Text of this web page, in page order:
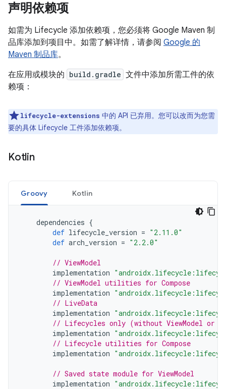
声明依赖项
如需为 Lifecycle 添加依赖项，您必须将 Google Maven 制
品库添加到项目中。如需了解详情，请参阅 Google 的
Maven 制品库。
在应用或模块的 build.gradle 文件中添加所需工件的依
赖项：
lifecycle-extensions 中的 API 已弃用。您可以改而为您需
要的具体 Lifecycle 工件添加依赖项。
Kotlin
Groovy Kotlin
dependencies {
def lifecycle_version = "2.11.0"
def arch_version = "2.2.0"
// ViewModel
implementation
// ViewModel utilities for Compose
implementation
// LiveData
implementation
// Lifecycles only (without ViewModel or
implementation
// Lifecycle utilities for Compose
implementation
// Saved state module for ViewModel
implementation